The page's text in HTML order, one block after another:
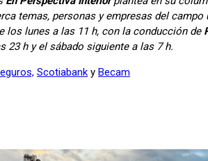
temas, personas y empresas del campo
los lunes a las 11 h, con la conducción de
23 h y el sábado siguiente a las 7 h.
Scotiabank y Becam